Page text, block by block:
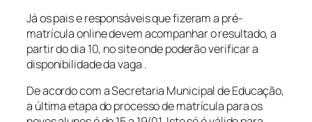
Já os pais e responsáveis que fizeram a pré-
matrícula online devem acompanhar o resultado, a
partir do dia 10, no site onde poderão verificar a
disponibilidade da vaga .
De acordo com a Secretaria Municipal de Educação,
a última etapa do processo de matrícula para os